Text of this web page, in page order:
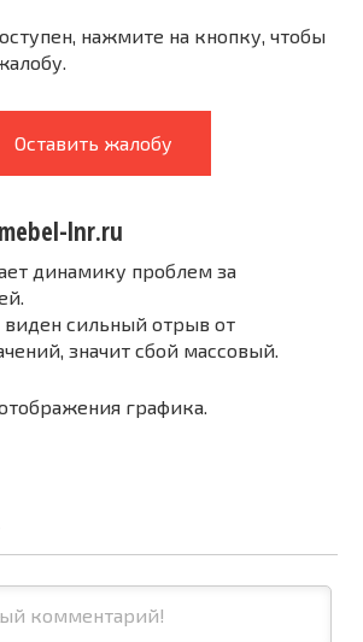
нажмите на кнопку, чтобы
Оставить жалобу
lnr.ru
динамику проблем за
виден сильный отрыв от
значит сбой массовый.
графика.